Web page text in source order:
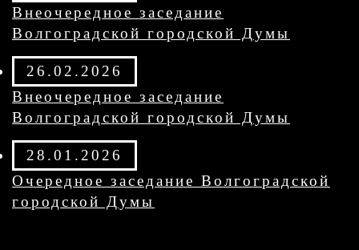
Внеочередное заседание
Волгоградской городской Думы
26.02.2026
Внеочередное заседание
Волгоградской городской Думы
28.01.2026
Очередное заседание Волгоградской
городской Думы